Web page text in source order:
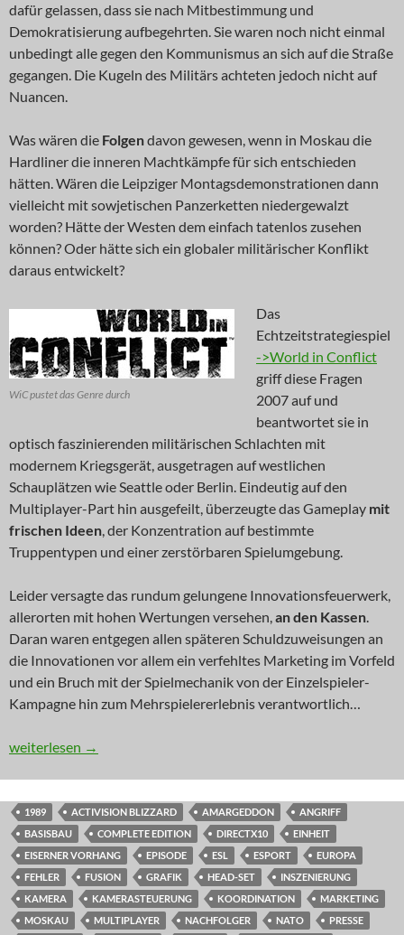
dafür gelassen, dass sie nach Mitbestimmung und
Demokratisierung aufbegehrten. Sie waren noch nicht einmal
unbedingt alle gegen den Kommunismus an sich auf die Straße
gegangen. Die Kugeln des Militärs achteten jedoch nicht auf
Nuancen.
Was wären die Folgendavon gewesen, wenn in Moskau die
Hardliner die inneren Machtkämpfe für sich entschieden
hätten. Wären die Leipziger Montagsdemonstrationen dann
vielleicht mit sowjetischen Panzerketten niedergewalzt
worden? Hätte der Westen dem einfach tatenlos zusehen
können? Oder hätte sich ein globaler militärischer Konflikt
daraus entwickelt?
WiC pustet das Genre durch
Das
Echtzeitstrategiespiel
->World in Conflict
griff diese Fragen
2007 auf und
beantwortet sie in
optisch faszinierenden militärischen Schlachten mit
modernem Kriegsgerät, ausgetragen auf westlichen
Schauplätzen wie Seattle oder Berlin. Eindeutig auf den
Multiplayer-Part hin ausgefeilt, überzeugte das Gameplay mit
frischen Ideen, der Konzentration auf bestimmte
Truppentypen und einer zerstörbaren Spielumgebung.
Leider versagte das rundum gelungene Innovationsfeuerwerk,
allerorten mit hohen Wertungen versehen,an den Kassen.
Daran waren entgegen allen späteren Schuldzuweisungen an
die Innovationen vor allem ein verfehltes Marketing im Vorfeld
und ein Bruch mit der Spielmechanik von der Einzelspieler-
Kampagne hin zum Mehrspielererlebnis verantwortlich…
INNOVATION: Werner, die Russen kommen…
weiterlesen →
1989 ACTIVISION BLIZZARD AMARGEDDON
ANGRIFF
BASISBAU
COMPLETE EDITION DIRECTX10
EINHEIT
EISERNER VORHANG
EPISODE ESL ESPORT
EUROPA
FEHLER
FUSION GRAFIK HEAD-SET
INSZENIERUNG
KAMERA
KAMERASTEUERUNG KOORDINATION
MARKETING
MOSKAU
MULTIPLAYER NACHFOLGER NATO PRESSE